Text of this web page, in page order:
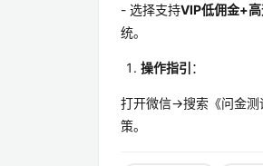
- 选择支持VIP低佣金+
统。
操作指引 ：
打开微信→搜索《问金
策。